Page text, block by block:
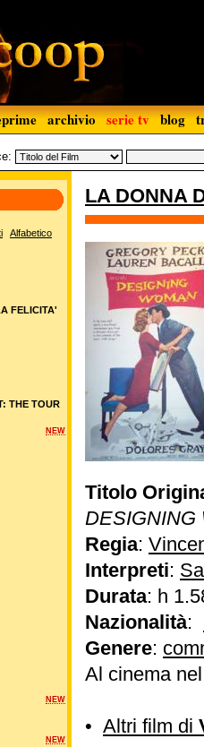
archivio serie tv blog
LA DONNA
Titolo
DESIGNING
Regia:
Interpreti:
Durata: h
Nazionalità:
Genere:
Al cinema
• Altri film di
Alfabetico
FELICITA'
THE TOUR
NEW
NEW
NEW